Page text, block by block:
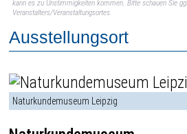
kann es zu Unstimmigkeiten kommen. Bitte schauen Sie
Veranstalters/Veranstaltungsortes.
Ausstellungsort
Naturkundemuseum Leipzig